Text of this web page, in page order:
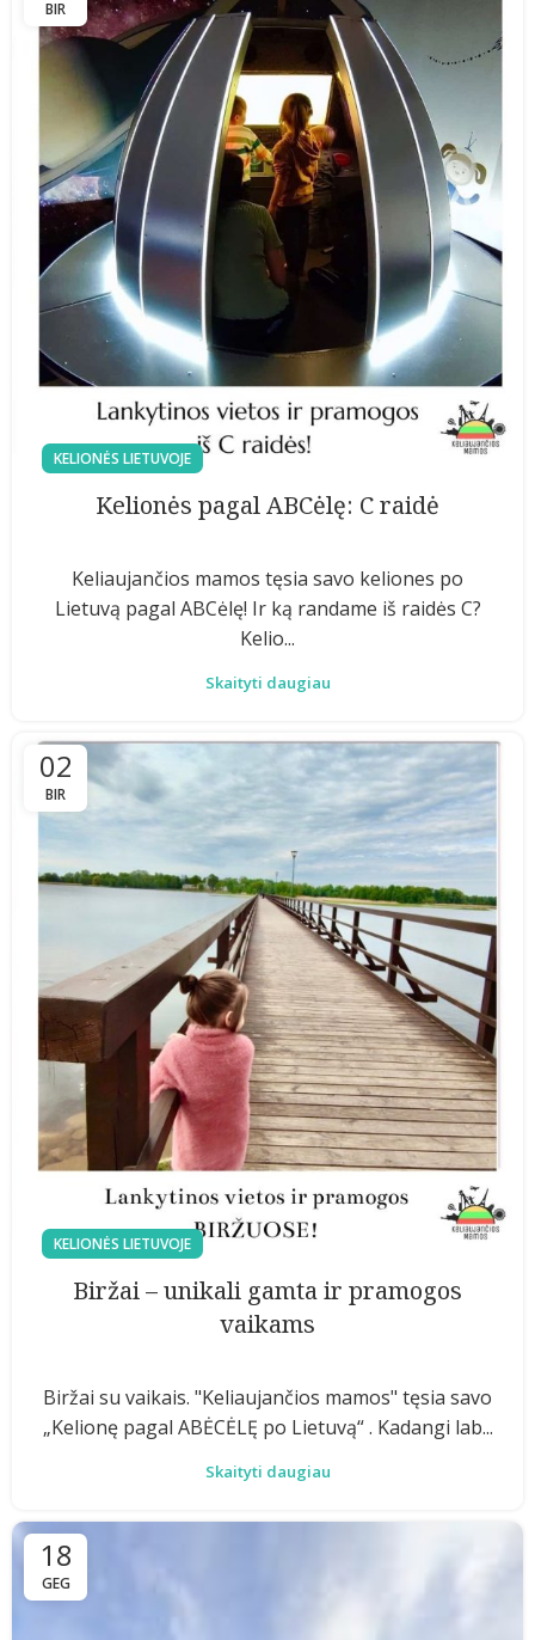
BIR
KELIONĖS LIETUVOJE
Kelionės pagal ABCėlę: C raidė
Keliaujančios mamos tęsia savo keliones po
Lietuvą pagal ABCėlę! Ir ką randame iš raidės C?
Kelio...
Skaityti daugiau
02
BIR
KELIONĖS LIETUVOJE
Biržai – unikali gamta ir pramogos
vaikams
Biržai su vaikais. "Keliaujančios mamos" tęsia savo
„Kelionę pagal ABĖCĖLĘ po Lietuvą“ . Kadangi lab...
Skaityti daugiau
18
GEG